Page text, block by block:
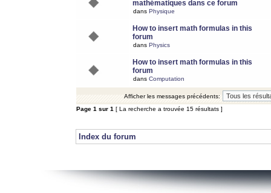
mathématiques dans ce forum
dans Physique
How to insert math formulas in this
forum
dans Physics
How to insert math formulas in this
forum
dans Computation
Afficher les messages précédents:
Page 1 sur 1 [ La recherche a trouvée 15 résultats ]
Index du forum